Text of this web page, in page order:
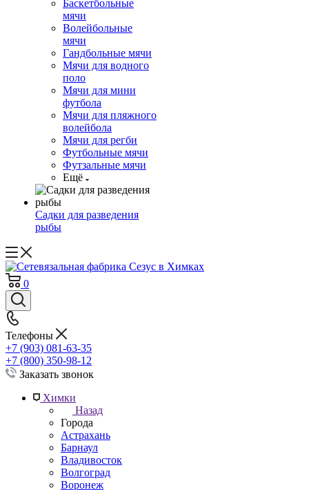
Баскетбольные
мячи
Волейбольные
мячи
Гандбольные мячи
Мячи для водного
поло
Мячи для мини
футбола
Мячи для пляжного
волейбола
Мячи для регби
Футбольные мячи
Футзальные мячи
Ещё
Садки для разведения
рыбы
0
Телефоны
+7 (903) 081-63-35
+7 (800) 350-98-12
Заказать звонок
Химки
Назад
Города
Астрахань
Барнаул
Владивосток
Волгоград
Воронеж